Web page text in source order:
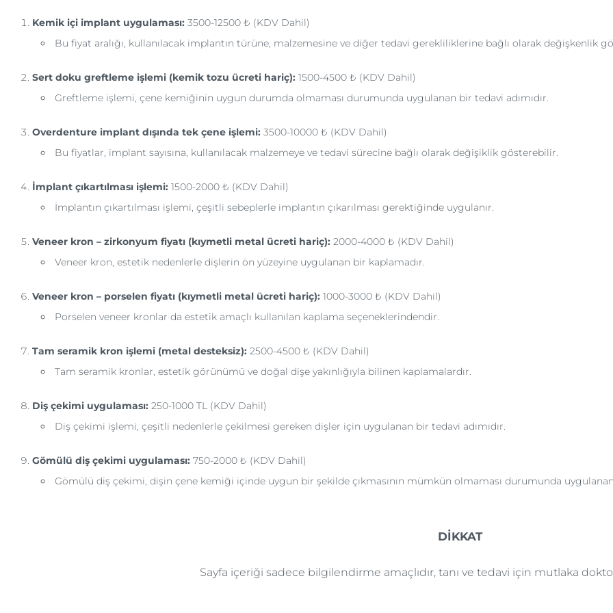
Kemik içi implant uygulaması: 3500-12500 ₺ (KDV Dahil)
Bu fiyat aralığı, kullanılacak implantın türüne, malzemesine ve diğer tedavi gerekliliklerine bağlı olarak değişkenlik
Sert doku greftleme işlemi (kemik tozu ücreti hariç): 1500-4500 ₺ (KDV Dahil)
Greftleme işlemi, çene kemiğinin uygun durumda olmaması durumunda uygulanan bir tedavi adımıdır.
Overdenture implant dışında tek çene işlemi: 3500-10000 ₺ (KDV Dahil)
Bu fiyatlar, implant sayısına, kullanılacak malzemeye ve tedavi sürecine bağlı olarak değişiklik gösterebilir.
İmplant çıkartılması işlemi: 1500-2000 ₺ (KDV Dahil)
İmplantın çıkartılması işlemi, çeşitli sebeplerle implantın çıkarılması gerektiğinde uygulanır.
Veneer kron – zirkonyum fiyatı (kıymetli metal ücreti hariç): 2000-4000 ₺ (KDV Dahil)
Veneer kron, estetik nedenlerle dişlerin ön yüzeyine uygulanan bir kaplamadır.
Veneer kron – porselen fiyatı (kıymetli metal ücreti hariç): 1000-3000 ₺ (KDV Dahil)
Porselen veneer kronlar da estetik amaçlı kullanılan kaplama seçeneklerindendir.
Tam seramik kron işlemi (metal desteksiz): 2500-4500 ₺ (KDV Dahil)
Tam seramik kronlar, estetik görünümü ve doğal dişe yakınlığıyla bilinen kaplamalardır.
Diş çekimi uygulaması: 250-1000 TL (KDV Dahil)
Diş çekimi işlemi, çeşitli nedenlerle çekilmesi gereken dişler için uygulanan bir tedavi adımıdır.
Gömülü diş çekimi uygulaması: 750-2000 ₺ (KDV Dahil)
Gömülü diş çekimi, dişin çene kemiği içinde uygun bir şekilde çıkmasının mümkün olmaması durumunda
DİKKAT
Sayfa içeriği sadece bilgilendirme amaçlıdır, tanı ve tedavi için mutlaka